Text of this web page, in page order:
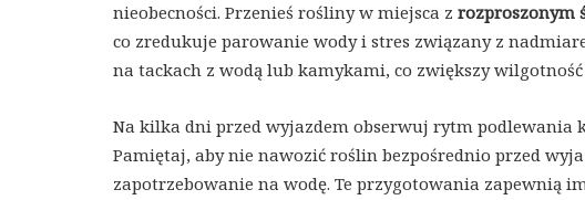
nieobecności. Przenieś rośliny w miejsca z rozproszonym
co zredukuje parowanie wody i stres związany z
na tackach z wodą lub kamykami, co zwiększy
Na kilka dni przed wyjazdem obserwuj rytm podlewania
Pamiętaj, aby nie nawozić roślin bezpośrednio przed
zapotrzebowanie na wodę. Te przygotowania zapewnią